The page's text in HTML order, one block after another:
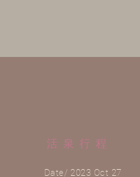
活泉行程
Date/ 2023 Oct 27